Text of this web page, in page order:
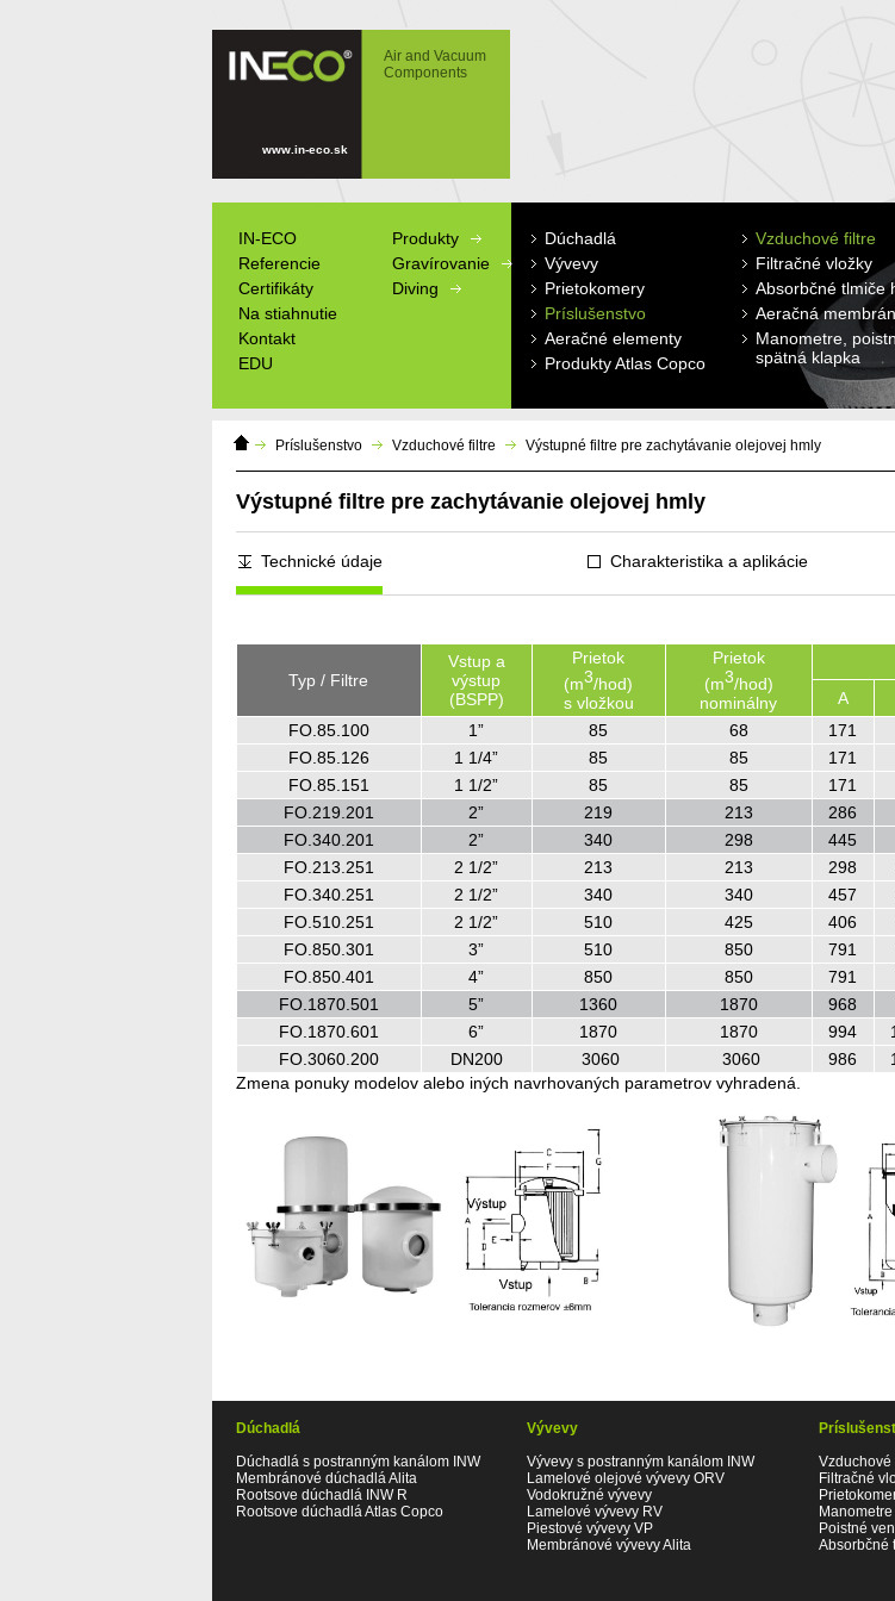
Výstupné filtre pre zachytávanie olejovej
Air and Vacuum
Components
www.in-eco.sk
Domáca
stránka
Príslušenstvo Vzduchové filtre Výstupné filtre pre zachytávanie olejovej hmly
Výstupné filtre pre zachytávanie olejovej hmly
Technické údaje Charakteristika a aplikácie
Typ / Filtre
Vstup a
výstup
(BSPP)
Prietok
(m3/hod)
s vložkou
Prietok
(m3/hod)
nominálny
A
FO.85.100
1” 85 68 171
FO.85.126
1 1/4” 85 85 171
FO.85.151
1 1/2” 85 85 171
FO.219.201
2” 219 213 286
FO.340.201
2” 340 298 445
FO.213.251
2 1/2” 213 213 298
FO.340.251
2 1/2” 340 340 457
FO.510.251
2 1/2” 510 425 406
FO.850.301
3” 510 850 791
FO.850.401
4” 850 850 791
FO.1870.501
5” 1360 1870 968
FO.1870.601
6” 1870 1870 994
FO.3060.200
DN200 3060 3060 986
Zmena ponuky modelov alebo iných navrhovaných parametrov vyhradená.
IN-ECO
Referencie
Certifikáty
Na stiahnutie
Kontakt
EDU
Produkty
Gravírovanie
Diving
Dúchadlá
Membránové Alita
S postranným
INW G/GT
Turbodúchadlá
Skrutkové
Vývevy
Lamelové vývevy
S postranným
Vodokružné
Piestové VP
Membránové Alita
Lamelové olejové
Prietokomery
Príslušenstvo
Vzduchové filtre
Filtračné vložky
Absorbčné tlmiče
Aeračná
Manometre,
spätná klapka
Aeračné elementy
Diskové difúzory
Trubkové difúzory
Produkty Atlas Copco
Dúchadlá
Výrobné štítky
Informačné tabuľky
Modely
Reklamné predmety
Dúchadlá
Dúchadlá s postranným kanálom INW
Membránové dúchadlá Alita
Rootsove dúchadlá INW R
Rootsove dúchadlá Atlas Copco
Vývevy
Vývevy s postranným kanálom INW
Lamelové olejové vývevy ORV
Vodokružné vývevy
Lamelové vývevy RV
Piestové vývevy VP
Membránové vývevy Alita
Vzduchové
Filtračné
Manometre
Poistné
Absorbčné